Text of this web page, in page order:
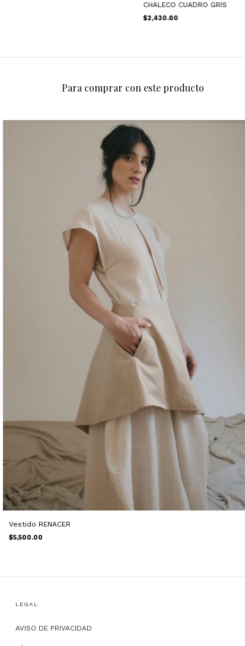
CHALECO CUADRO GRIS
$2,430.00
Para comprar con este producto
Vestido RENACER
$5,500.00
LEGAL
AVISO DE PRIVACIDAD